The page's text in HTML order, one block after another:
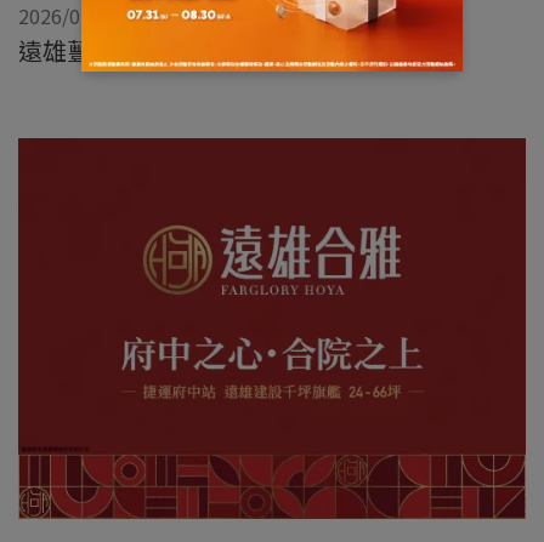
2026/02/02
遠雄蘴靚